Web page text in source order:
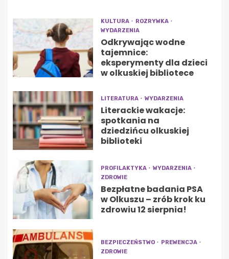
KULTURA
ROZRYWKA
WYDARZENIA
Odkrywając wodne
tajemnice:
eksperymenty dla dzieci
w olkuskiej bibliotece
LITERATURA WYDARZENIA
Literackie wakacje:
spotkania na
dziedzińcu olkuskiej
biblioteki
PROFILAKTYKA
WYDARZENIA
ZDROWIE
Bezpłatne badania PSA
w Olkuszu – zrób krok ku
zdrowiu 12 sierpnia!
BEZPIECZEŃSTWO
PREWENCJA
ZDROWIE